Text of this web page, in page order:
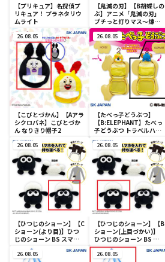
【プリキュア】名探偵プ
リキュア！ プラネタリウ
ムライト
【鬼滅の刃】【B胡蝶しの
ぶ】アニメ「鬼滅の刃」
プチっと灯りマス～煉獄
杏寿郎・胡蝶しのぶ～
26.08.05
【こびとづかん】【Aアラ
シクロバネ】こびとづか
ん なりきり帽子2
26.08.05
【たべっ子どうぶつ】
【B:ELEPHANT】たべっ
子どうぶつ トラベルハン
26.08.05
【ひつじのショーン】【C
ショーン(より目)】ひつ
じのショーン BS スマホ
ショーンルダー
26.08.05
【ひつじのショーン】【B
ショーン(上目づかい)】
ひつじのショーン BS ス
マホショーンルダー
26.08.05 26.08.05